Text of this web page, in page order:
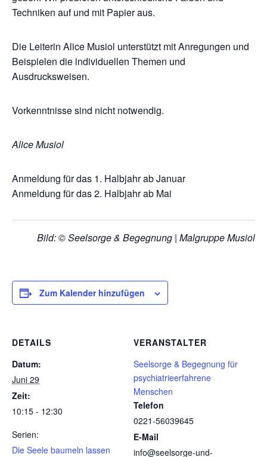
Techniken auf und mit Papier aus.
Die Leiterin Alice Musiol unterstützt mit Anregungen und
Beispielen die individuellen Themen und
Ausdrucksweisen.
Vorkenntnisse sind nicht notwendig.
Alice Musiol
Anmeldung für das 1. Halbjahr ab Januar
Anmeldung für das 2. Halbjahr ab Mai
Bild: © Seelsorge & Begegnung | Malgruppe Musiol
Zum Kalender hinzufügen
DETAILS
Datum:
Juni 29
Zeit:
10:15 - 12:30
Serien:
Die Seele baumeln lassen
VERANSTALTER
Seelsorge & Begegnung für
psychiatrieerfahrene
Menschen
Telefon
0221-56039645
E-Mail
info@seelsorge-und-